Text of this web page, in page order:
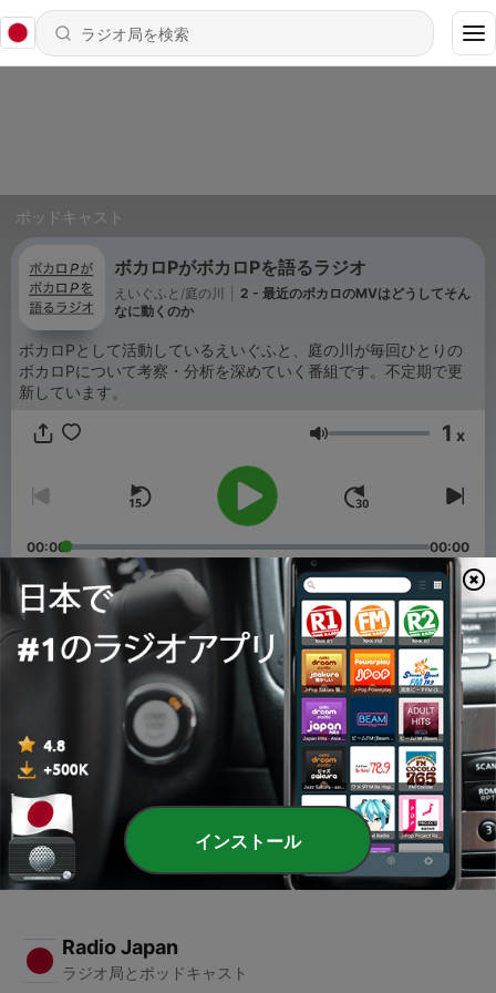
ポッドキャスト
ボカロPがボカロPを語るラジオ
えいぐふと/庭の川
2 - 最近のボカロのMVはどうしてそん
なに動くのか
ボカロPとして活動しているえいぐふと、庭の川が毎回ひとりの
ボカロPについて考察・分析を深めていく番組です。不定期で更
新しています。
音量 1 x
00:00 00:00
エピソード
最近のボカロのMVはどうしてそんなに動くのか
1 -
原口沙輔、および人マニアは何がすごいのか徹底考察す
る
14 2月 2025
Radio Japan
ラジオ局とポッドキャスト
インストール